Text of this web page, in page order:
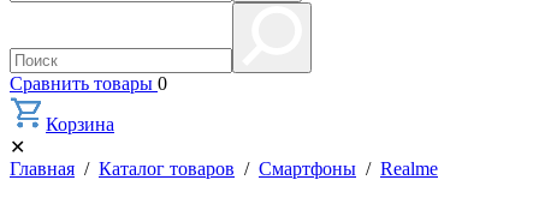
Сравнить товары 0
Корзина
✕
Главная / Каталог товаров / Смартфоны / Realme